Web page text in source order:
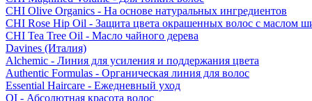
CHI Olive Organics - На основе натуральных ингредиентов
CHI Rose Hip Oil - Защита цвета окрашенных волос с маслом
CHI Tea Tree Oil - Масло чайного дерева
Davines (Италия)
Alchemic - Линия для усиления и поддержания цвета
Authentic Formulas - Органическая линия для волос
Essential Haircare - Eжедневный уход
OI - Абсолютная красота волос